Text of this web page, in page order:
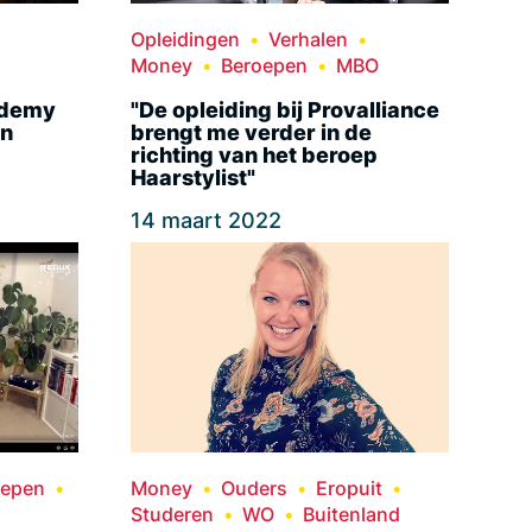
Opleidingen
Verhalen
Money
Beroepen MBO
"De opleiding bij Provalliance
brengt me verder in de
richting van het beroep
Haarstylist"
14 maart 2022
Money Ouders
Eropuit
Studeren
WO Buitenland